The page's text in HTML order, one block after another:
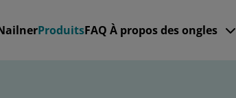
ProduitsFAQ À propos des ongles